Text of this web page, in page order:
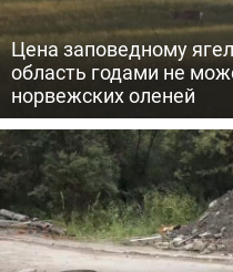
Цена заповедному
область годами не
норвежских оленей